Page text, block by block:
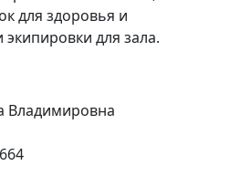
для здоровья и
экипировки для зала.
Владимировна